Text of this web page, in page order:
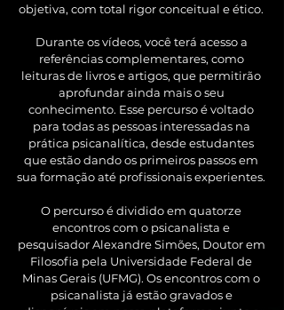
objetiva, com total rigor conceitual e ético.
Durante os vídeos, você terá acesso a
referências complementares, como
leituras de livros e artigos, que permitirão
aprofundar ainda mais o seu
conhecimento. Esse percurso é voltado
para todas as pessoas interessadas na
prática psicanalítica, desde estudantes
que estão dando os primeiros passos em
sua formação até profissionais experientes.
O percurso é dividido em quatorze
encontros com o psicanalista e
pesquisador Alexandre Simões, Doutor em
Filosofia pela Universidade Federal de
Minas Gerais (UFMG). Os encontros com o
psicanalista já estão gravados e